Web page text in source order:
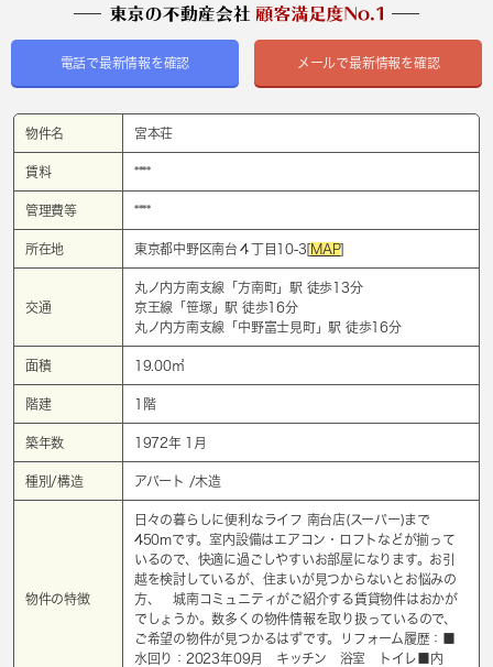
電話で最新情報を確認 メールで最新情報を確認
物件名 宮本荘
賃料 ****
管理費等 ****
所在地 東京都中野区南台４丁目10-3[MAP]
交通
丸ノ内方南支線「方南町」駅 徒歩13分
京王線「 笹塚」駅 徒歩16分
丸ノ内方南支線「 中野富士見町」駅 徒歩16分
面積 19.00㎡
階建 1階
築年数 1972年 1月
種別/構造 アパート /木造
物件の特徴
日々の暮らしに便利なライフ 南台店(スーパー)まで
450mです。室内設備はエアコン・ロフトなどが揃って
いるので、快適に過ごしやすいお部屋になります。お引
越を検討しているが、住まいが見つからないとお悩みの
方、 城南コミュニティがご紹介する賃貸物件はおかが
でしょうか。数多くの物件情報を取り扱っているので、
ご希望の物件が見つかるはずです。リフォーム履歴：■
水回り：2023年09月 キッチン 浴室 トイレ■内